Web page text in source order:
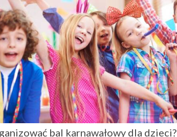
bal karnawałowy dla dzieci?